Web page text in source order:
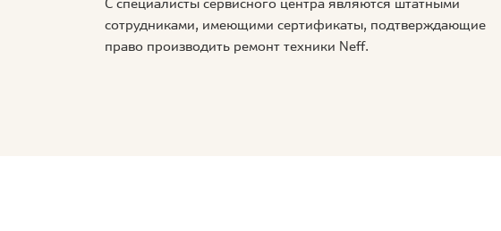
сотрудниками, имеющими сертификаты, подтверждающие
право производить ремонт техники Neff.